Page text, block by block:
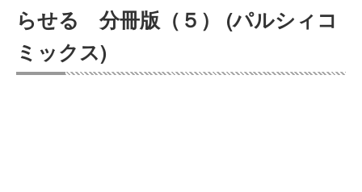
Myシェルフ
プレミアム
らせる 分冊版（５） (パルシィコ
ミックス)